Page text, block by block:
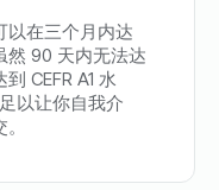
以在三个月内达
然 90 天内无法达
到 CEFR A1 水
以让你自我介